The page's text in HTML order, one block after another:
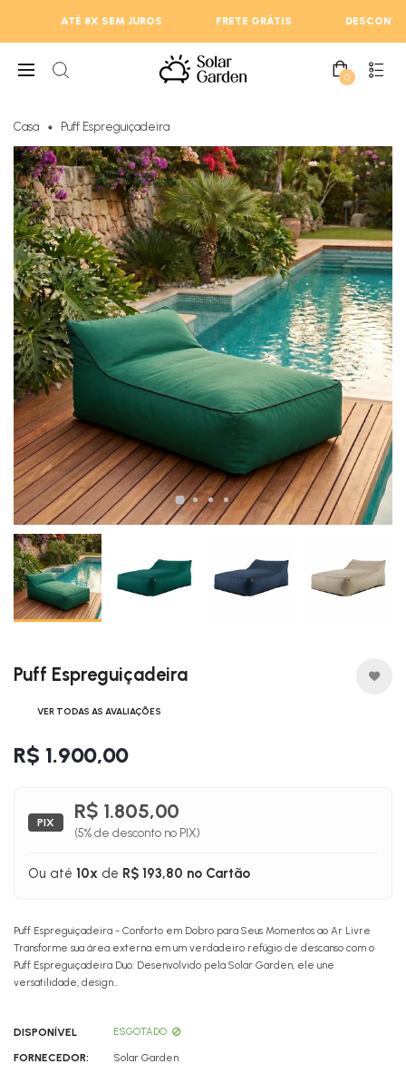
ATÉ 8X SEM JUROS FRETE GRÁTIS DESCONTOS ATÉ
0
Casa Puff Espreguiçadeira
Puff Espreguiçadeira
VER TODAS AS AVALIAÇÕES
R$ 1.900,00
PIX R$ 1.805,00
(5% de desconto no PIX)
Ou até 10x de R$ 193,80 no Cartão
Puff Espreguiçadeira - Conforto em Dobro para Seus Momentos ao Ar Livre
Transforme sua área externa em um verdadeiro refúgio de descanso com o
Puff Espreguiçadeira Duo. Desenvolvido pela Solar Garden, ele une
versatilidade, design...
DISPONÍVEL ESGOTADO
FORNECEDOR: Solar Garden